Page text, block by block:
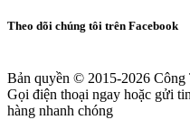
Theo dõi chúng tôi trên Facebook
Bản quyền © 2015-2026 Công
Gọi điện thoại ngay hoặc gửi
hàng nhanh chóng